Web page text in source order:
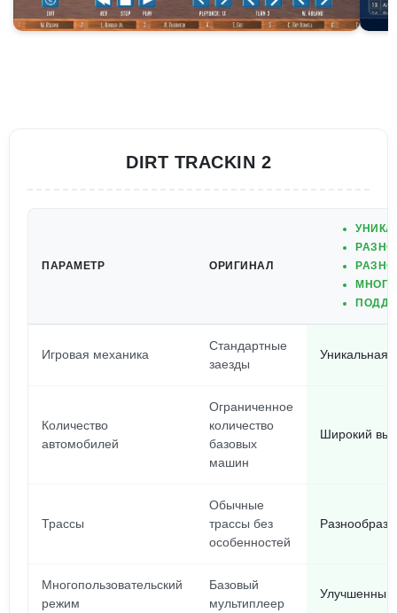
DIRT TRACKIN 2
ПАРАМЕТР ОРИГИНАЛ
Игровая механика
Стандартные
заезды
Уникальная
Количество
автомобилей
Ограниченное
количество
базовых
машин
Широкий
Трассы
Обычные
трассы без
особенностей
Многопользовательский
режим
Базовый
мультиплеер
Улучшенный